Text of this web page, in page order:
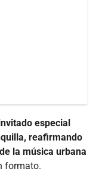
especial
reafirmando
la música urbana
formato.